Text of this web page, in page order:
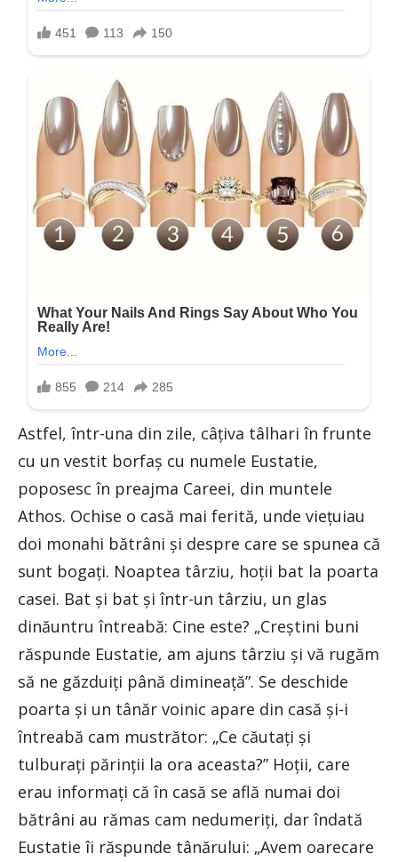
Astfel, într-una din zile, câţiva tâlhari în frunte
cu un vestit borfaş cu numele Eustatie,
poposesc în preajma Careei, din muntele
Athos. Ochise o casă mai ferită, unde vieţuiau
doi monahi bătrâni şi despre care se spunea că
sunt bogaţi. Noaptea târziu, hoţii bat la poarta
casei. Bat şi bat şi într-un târziu, un glas
dinăuntru întreabă: Cine este? „Creştini buni
răspunde Eustatie, am ajuns târziu şi vă rugăm
să ne găzduiţi până dimineaţă”. Se deschide
poarta şi un tânăr voinic apare din casă şi-i
întreabă cam mustrător: „Ce căutaţi şi
tulburaţi părinţii la ora aceasta?” Hoţii, care
erau informaţi că în casă se află numai doi
bătrâni au rămas cam nedumeriţi, dar îndată
Eustatie îi răspunde tânărului: „Avem oarecare